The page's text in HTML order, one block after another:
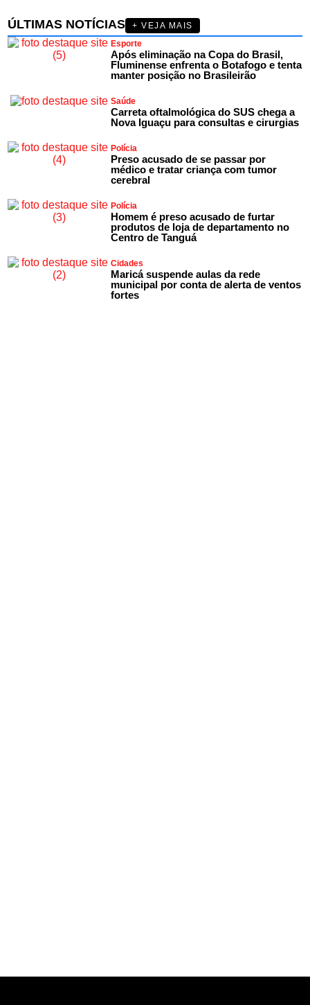
ÚLTIMAS NOTÍCIAS
+ VEJA MAIS
Esporte
Após eliminação na Copa do Brasil,
Fluminense enfrenta o Botafogo e tenta
manter posição no Brasileirão
Saúde
Carreta oftalmológica do SUS chega a
Nova Iguaçu para consultas e cirurgias
Polícia
Preso acusado de se passar por
médico e tratar criança com tumor
cerebral
Polícia
Homem é preso acusado de furtar
produtos de loja de departamento no
Centro de Tanguá
Cidades
Maricá suspende aulas da rede
municipal por conta de alerta de ventos
fortes